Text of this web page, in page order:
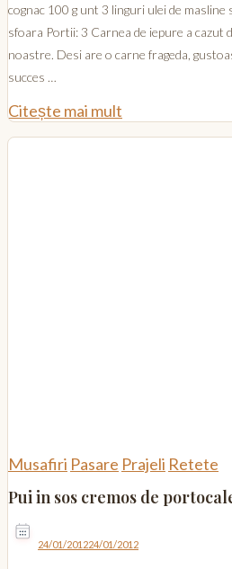
cognac 100 g unt 3 linguri ulei de
sfoara Portii: 3 Carnea de iepure a cazut
noastre. Desi are o carne frageda,
succes …
Citește mai mult
Musafiri Pasare Prajeli Retete
Pui in sos cremos de
24/01/201224/01/2012